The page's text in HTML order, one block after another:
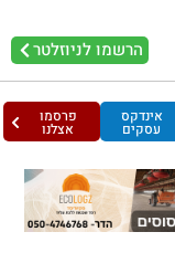
הרשמו לניוזלטר
אינדקס
עסקים
פרסמו
אצלנו